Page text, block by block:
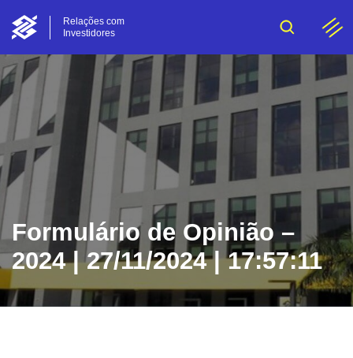
Relações com
Investidores
Formulário de Opinião –
2024 | 27/11/2024 | 17:57:11